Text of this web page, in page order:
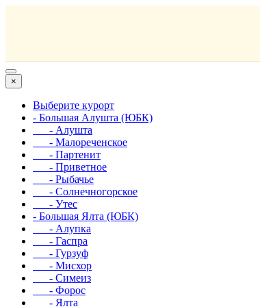
×
Выберите курорт
- Большая Алушта (ЮБК)
- Алушта
- Малореченское
- Партенит
- Приветное
- Рыбачье
- Солнечногорское
- Утес
- Большая Ялта (ЮБК)
- Алупка
- Гаспра
- Гурзуф
- Мисхор
- Симеиз
- Форос
- Ялта